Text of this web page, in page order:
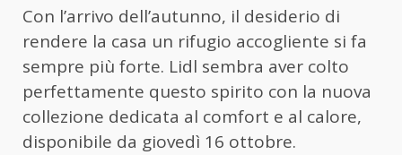
Con l’arrivo dell’autunno, il desiderio di
rendere la casa un rifugio accogliente si fa
sempre più forte. Lidl sembra aver colto
perfettamente questo spirito con la nuova
collezione dedicata al comfort e al calore,
disponibile da giovedì 16 ottobre.